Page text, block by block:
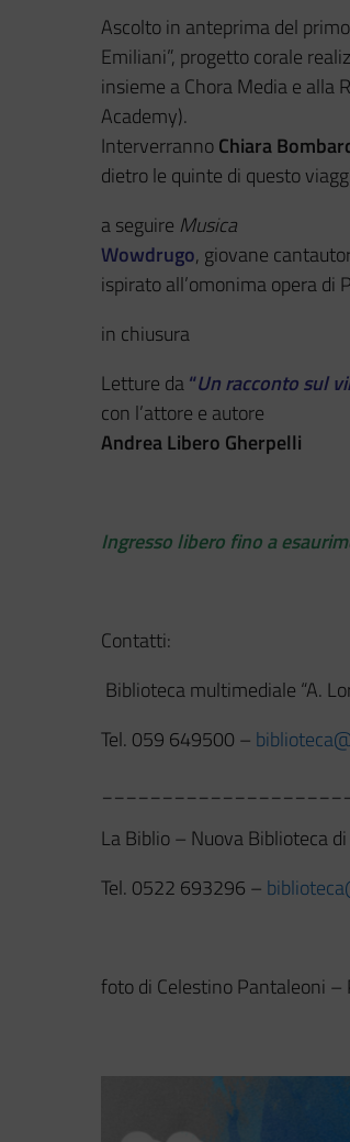
Ascolto in anteprima del
Emiliani”, progetto corale
insieme a Chora Media e alla
Academy).
InterverrannoChiara
dietro le quinte di questo
a seguire Musica
Wowdrugo, giovane
ispirato all’omonima opera di
in chiusura
Letture da“Un racconto sul
con l’attore e autore
Andrea Libero Gherpelli
Ingresso libero fino a
Contatti:
Biblioteca multimediale “A.
Tel. 059 649500 –
La Biblio – Nuova Biblioteca
Tel. 0522 693296 –
foto di Celestino Pantaleoni –